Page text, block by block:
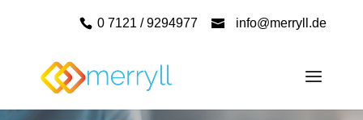
0 7121 / 9294977 info@merryll.de